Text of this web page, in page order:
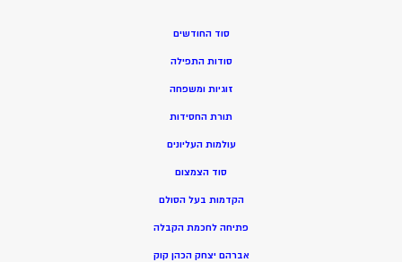
סוד החודשים
סודות התפילה
זוגיות ומשפחה
תורת החסידות
עולמות העליונים
סוד הצמצום
הקדמות בעל הסולם
פתיחה לחכמת הקבלה
אברהם יצחק הכהן קוק